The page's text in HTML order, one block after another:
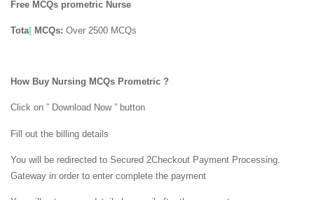
l MCQs: Over 2500 MCQs
? How Buy Nursing MCQs Prometric
.You will be redirected to Secured 2Checkout Payment Processing
Gateway in order to enter complete the payment